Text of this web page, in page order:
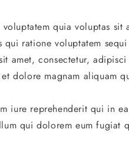
voluptatem quia voluptas
qui ratione voluptatem
amet, consectetur,
dolore magnam aliquam
iure reprehenderit qui in
qui dolorem eum fugiat